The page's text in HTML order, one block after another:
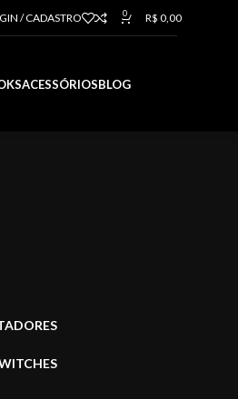
/ CADASTRO 0 R$ 0,00
ACESSÓRIOSBLOG